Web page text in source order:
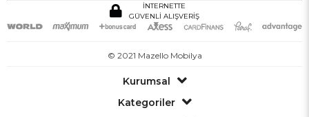
İNTERNETTE
GÜVENLİ ALIŞVERİŞ
© 2021 Mazello Mobilya
Kurumsal
Kategoriler